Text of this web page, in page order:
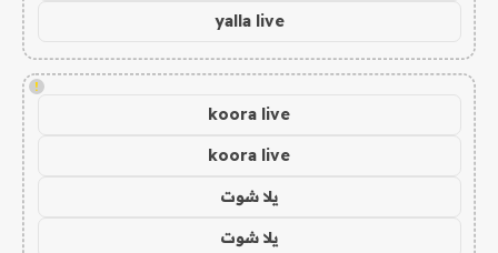
yalla live
!
koora live
koora live
يلا شوت
يلا شوت